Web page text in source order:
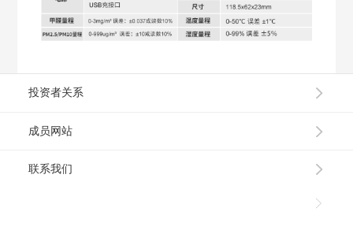
投资者关系
成员网站
联系我们